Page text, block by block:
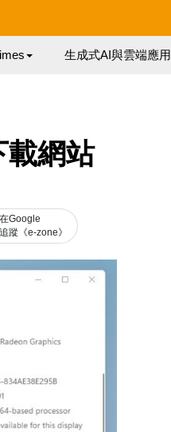
生成式AI與雲端應用
網站
在Google
追蹤《e-zone》